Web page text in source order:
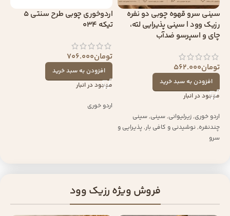
سینی سرو قهوه چوبی دو نفره
رزیک وود | سینی پذیرایی لته،
چای و اسپرسو ضدآب
تومان562.000
افزودن به سبد خرید
موجود در انبار
اردو خوری,زیرلیوانی,سینی,سینی
چندنفره,نوشیدنی و کافی بار,پذیرایی و
سرو
اردوخوری چوبی طرح سنتی 5
تیکه 034
تومان706.000
افزودن به سبد خرید
موجود در انبار
اردو خوری
فروش ویژه رزیک وود